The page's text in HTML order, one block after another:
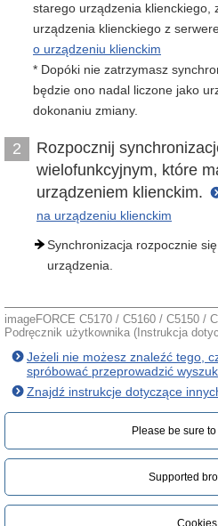
starego urządzenia klienckiego,
urządzenia klienckiego z
o urządzeniu klienckim
* Dopóki nie zatrzymasz
będzie ono nadal liczone jako
dokonaniu zmiany.
2
Rozpocznij
wielofunkcyjnym, które
urządzeniem klienckim.
na urządzeniu klienckim
Synchronizacja rozpocznie
urządzenia.
imageFORCE C5170 / C5160 / C5150 /
Podręcznik użytkownika (Instrukcja
Jeżeli nie możesz znaleźć tego,
spróbować przeprowadzić
Znajdź instrukcje dotyczące
Please be sure
Supported
Cookies